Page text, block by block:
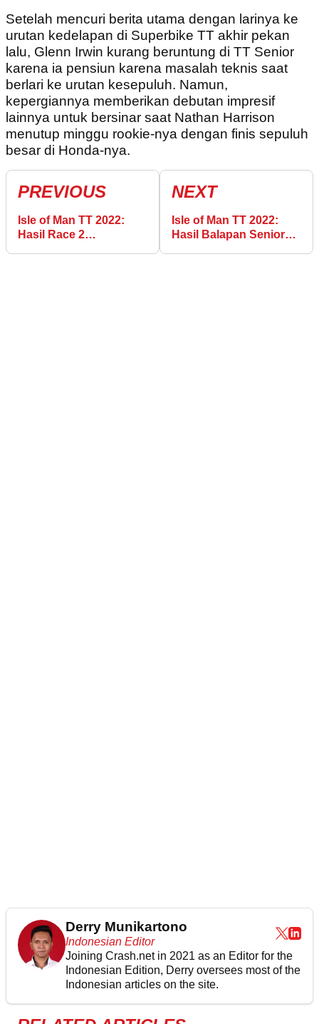
Setelah mencuri berita utama dengan larinya ke
urutan kedelapan di Superbike TT akhir pekan
lalu, Glenn Irwin kurang beruntung di TT Senior
karena ia pensiun karena masalah teknis saat
berlari ke urutan kesepuluh. Namun,
kepergiannya memberikan debutan impresif
lainnya untuk bersinar saat Nathan Harrison
menutup minggu rookie-nya dengan finis sepuluh
besar di Honda-nya.
PREVIOUS
Isle of Man TT 2022:
Hasil Race 2
NEXT
Isle of Man TT 2022:
Hasil Balapan Senior
Derry Munikartono
Indonesian Editor
Joining Crash.net in 2021 as an Editor for the
Indonesian Edition, Derry oversees most of the
Indonesian articles on the site.